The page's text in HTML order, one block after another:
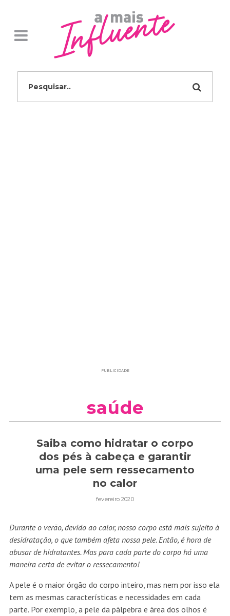
PUBLICIDADE
saúde
Saiba como hidratar o corpo
dos pés à cabeça e garantir
uma pele sem ressecamento
no calor
fevereiro 2020
Durante o verão, devido ao calor, nosso corpo está mais sujeito à
desidratação, o que também afeta nossa pele. Então, é hora de
abusar de hidratantes. Mas para cada parte do corpo há uma
maneira certa de evitar o ressecamento!
A pele é o maior órgão do corpo inteiro, mas nem por isso ela
tem as mesmas características e necessidades em cada
parte. Por exemplo, a pele da pálpebra e área dos olhos é